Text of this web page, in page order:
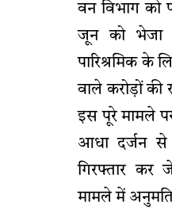
वन विभाग को
जून को भेजा
पारिश्रमिक के
वाले करोड़ों की
इस पूरे मामले
आधा दर्जन से
गिरफ्तार
मामले में अनुमति